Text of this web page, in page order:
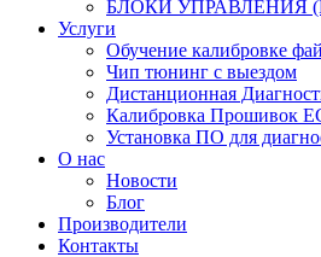
БЛОКИ УПРАВЛЕНИЯ
Услуги
Обучение калибровке
Чип тюнинг с выездом
Дистанционная
Калибровка Прошивок
Установка ПО для
О нас
Новости
Блог
Производители
Контакты